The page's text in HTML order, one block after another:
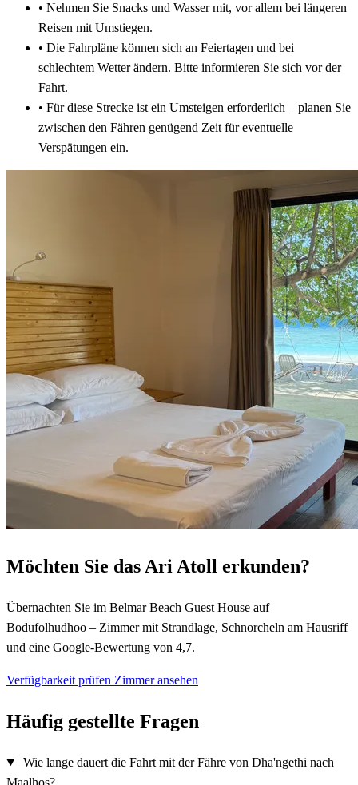
• Nehmen Sie Snacks und Wasser mit, vor allem bei längeren
Reisen mit Umstiegen.
• Die Fahrpläne können sich an Feiertagen und bei
schlechtem Wetter ändern. Bitte informieren Sie sich vor der
Fahrt.
• Für diese Strecke ist ein Umsteigen erforderlich – planen Sie
zwischen den Fähren genügend Zeit für eventuelle
Verspätungen ein.
Möchten Sie das Ari Atoll erkunden?
Übernachten Sie im Belmar Beach Guest House auf
Bodufolhudhoo – Zimmer mit Strandlage, Schnorcheln am Hausriff
und eine Google-Bewertung von 4,7.
Verfügbarkeit prüfen Zimmer ansehen
Häufig gestellte Fragen
Wie lange dauert die Fahrt mit der Fähre von Dha'ngethi nach
Maalhos?